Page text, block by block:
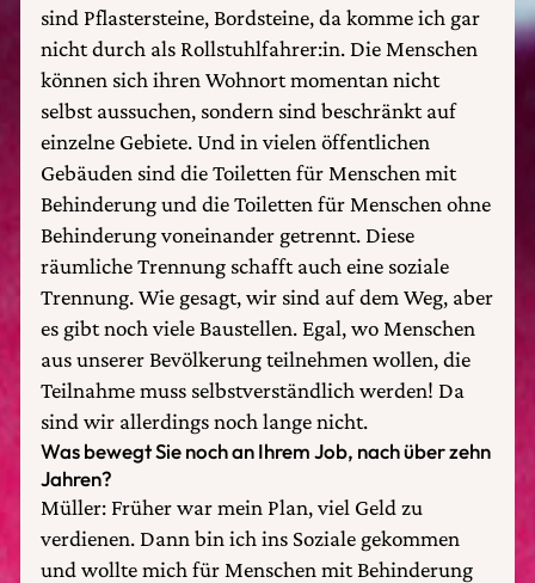
sind Pflastersteine, Bordsteine, da komme ich gar
nicht durch als Rollstuhlfahrer:in. Die Menschen
können sich ihren Wohnort momentan nicht
selbst aussuchen, sondern sind beschränkt auf
einzelne Gebiete. Und in vielen öffentlichen
Gebäuden sind die Toiletten für Menschen mit
Behinderung und die Toiletten für Menschen ohne
Behinderung voneinander getrennt. Diese
räumliche Trennung schafft auch eine soziale
Trennung. Wie gesagt, wir sind auf dem Weg, aber
es gibt noch viele Baustellen. Egal, wo Menschen
aus unserer Bevölkerung teilnehmen wollen, die
Teilnahme muss selbstverständlich werden! Da
sind wir allerdings noch lange nicht.
Was bewegt Sie noch an Ihrem Job, nach über zehn
Jahren?
Müller: Früher war mein Plan, viel Geld zu
verdienen. Dann bin ich ins Soziale gekommen
und wollte mich für Menschen mit Behinderung